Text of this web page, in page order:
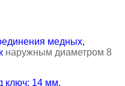
медных,
наружным диаметром 8
ключ: 14 мм.